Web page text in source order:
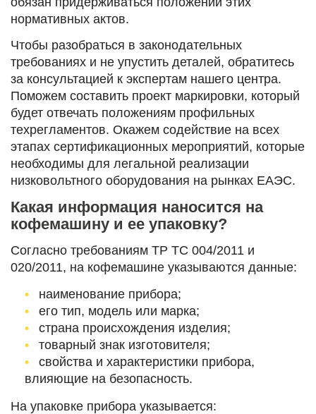
нормативных актов.
Чтобы разобраться в законодательных
требованиях и не упустить деталей, обратитесь
за консультацией к экспертам нашего центра.
Поможем составить проект маркировки, который
будет отвечать положениям профильных
техрегламентов. Окажем содействие на всех
этапах сертификационных мероприятий, которые
необходимы для легальной реализации
низковольтного оборудования на рынках ЕАЭС.
Какая информация наносится на
кофемашину и ее упаковку?
Согласно требованиям ТР ТС 004/2011 и
020/2011, на кофемашине указываются данные:
наименование прибора;
его тип, модель или марка;
страна происхождения изделия;
товарный знак изготовителя;
свойства и характеристики прибора,
влияющие на безопасность.
На упаковке прибора указывается: